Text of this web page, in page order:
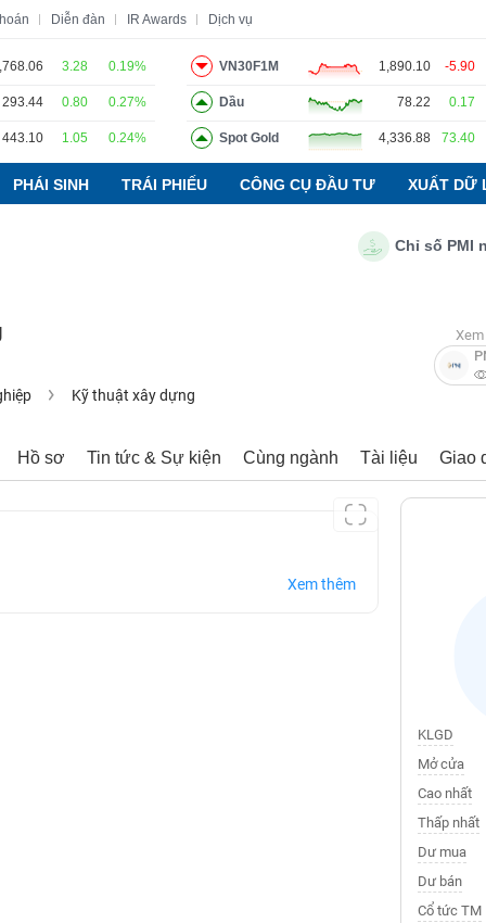
Diễn đàn IR Awards Dịch vụ
3.28 0.19%
293.44 0.80 0.27%
443.10 1.05 0.24%
VN30F1M 1,890.10 -5.90
Dầu 78.22 0.17
Spot Gold 4,336.88 73.40
PHÁI SINH TRÁI PHIẾU CÔNG CỤ ĐẦU TƯ XUẤT DỮ
Chỉ số PMI
Kỹ thuật xây dựng
Hồ sơ Tin tức & Sự kiện Cùng ngành Tài liệu Giao
Xem thêm
KLGD
Mở cửa
Cao nhất
Thấp nhất
Dư mua
Dư bán
Cổ tức TM
Báo cáo phân tích Thuật ngữ